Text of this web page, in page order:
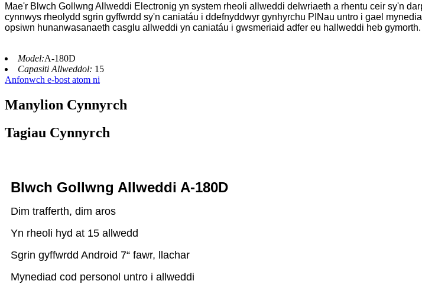
Mae'r Blwch Gollwng Allweddi Electronig yn system rheoli allweddi delwriaeth a rhentu ceir sy'n
cynnwys rheolydd sgrin gyffwrdd sy'n caniatáu i ddefnyddwyr gynhyrchu PINau untro i gael
opsiwn hunanwasanaeth casglu allweddi yn caniatáu i gwsmeriaid adfer eu hallweddi heb gymorth.
Model:A-180D
Capasiti Allweddol: 15
Anfonwch e-bost atom ni
Manylion Cynnyrch
Tagiau Cynnyrch
Blwch Gollwng Allweddi A-180D
Dim trafferth, dim aros
Yn rheoli hyd at 15 allwedd
Sgrin gyffwrdd Android 7“ fawr, llachar
Mynediad cod personol untro i allweddi